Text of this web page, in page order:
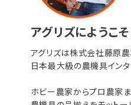
アグリズにようこそ
アグリズは株式会社藤原
日本最大級の農機具インタ
ホビー農家からプロ農家